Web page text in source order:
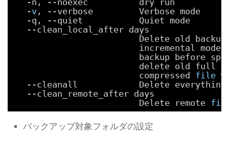
-v, --verbose         Verbose mode
-q, --quiet           Quiet mode
--clean_local_after days
Delete old
incremental
backup before
delete old full
compressed file
--cleanall            Delete
--clean_remote_after days
Delete remote
バックアップ対象フォルダの設定